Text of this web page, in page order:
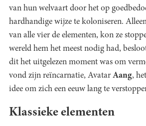
van hun welvaart door het op
hardhandige wijze te koloniseren.
van alle vier de elementen, kon ze
wereld hem het meest nodig had,
dit het uitgelezen moment was om
vond zijn reïncarnatie, Avatar Aang,
idee om zich een eeuw lang te
Klassieke elementen